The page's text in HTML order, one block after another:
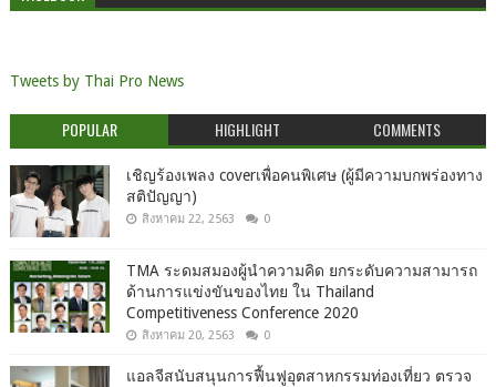
Tweets by Thai Pro News
POPULAR HIGHLIGHT COMMENTS
เชิญร้องเพลง coverเพื่อคนพิเศษ (ผู้มีความบกพร่องทาง
สติปัญญา)
สิงหาคม 22, 2563 0
TMA ระดมสมองผู้นำความคิด ยกระดับความสามารถ
ด้านการแข่งขันของไทย ใน Thailand
Competitiveness Conference 2020
สิงหาคม 20, 2563 0
แอลจีสนับสนุนการฟื้นฟูอุตสาหกรรมท่องเที่ยว ตรวจ